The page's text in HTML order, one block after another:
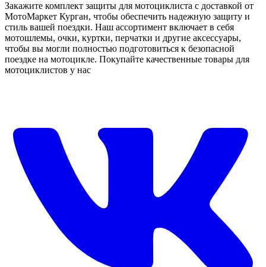
Закажите комплект защиты для мотоциклиста с доставкой от
МотоМаркет Курган, чтобы обеспечить надежную защиту и
стиль вашей поездки. Наш ассортимент включает в себя
мотошлемы, очки, куртки, перчатки и другие аксессуары,
чтобы вы могли полностью подготовиться к безопасной
поездке на мотоцикле. Покупайте качественные товары для
мотоциклистов у нас